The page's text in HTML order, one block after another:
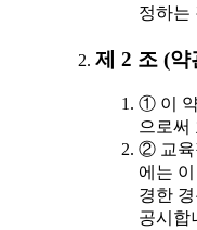
정하는
제 2 조 (
① 이
으로써
② 교육
에는
경한
공시합